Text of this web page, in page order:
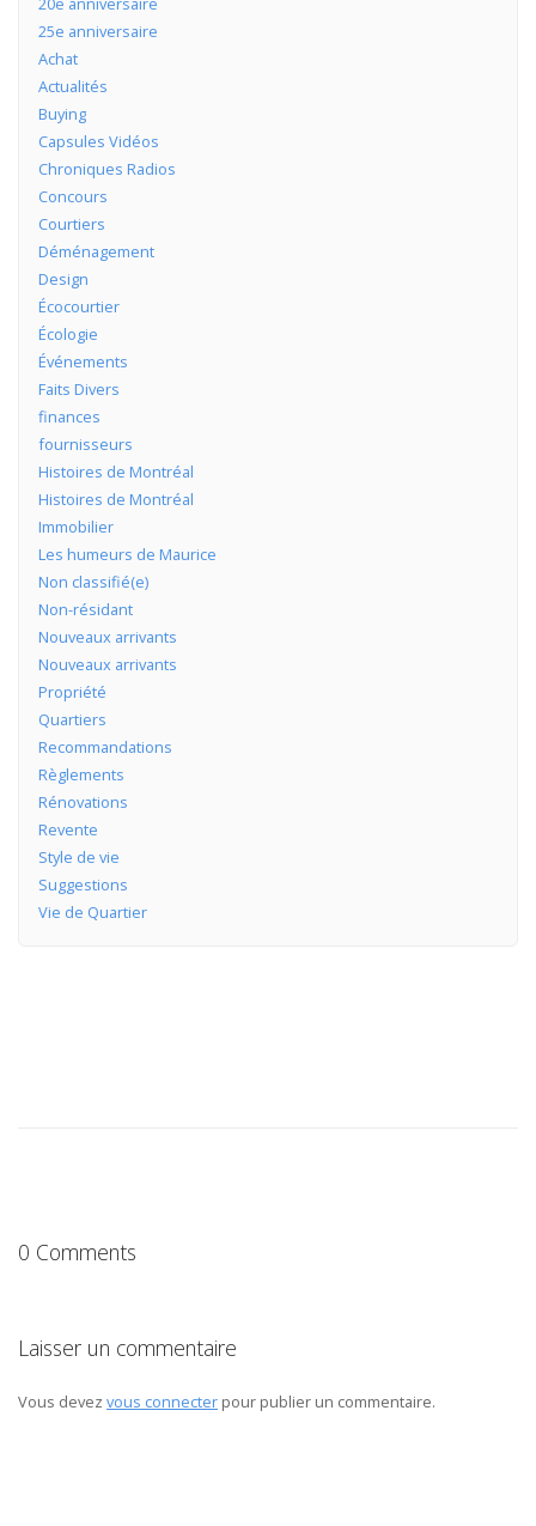
25e anniversaire
Achat
Actualités
Buying
Capsules Vidéos
Chroniques Radios
Concours
Courtiers
Déménagement
Design
Écocourtier
Écologie
Événements
Faits Divers
finances
fournisseurs
Histoires de Montréal
Histoires de Montréal
Immobilier
Les humeurs de Maurice
Non classifié(e)
Non-résidant
Nouveaux arrivants
Nouveaux arrivants
Propriété
Quartiers
Recommandations
Règlements
Rénovations
Revente
Style de vie
Suggestions
Vie de Quartier
0 Comments
Laisser un commentaire
Vous devez vous connecter pour publier un commentaire.